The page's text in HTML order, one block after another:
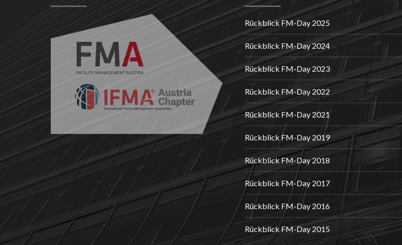
Rückblick FM-Day 2025
Rückblick FM-Day 2024
Rückblick FM-Day 2023
Rückblick FM-Day 2022
Rückblick FM-Day 2021
Rückblick FM-Day 2019
Rückblick FM-Day 2018
Rückblick FM-Day 2017
Rückblick FM-Day 2016
Rückblick FM-Day 2015